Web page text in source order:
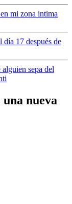
mi zona intima
día 17 después de
sepa del
una nueva